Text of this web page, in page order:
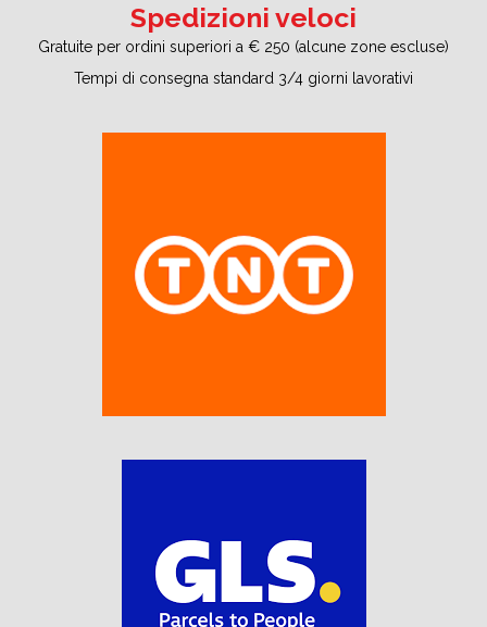
Spedizioni veloci
Gratuite per ordini superiori a € 250 (alcune zone escluse)
Tempi di consegna standard 3/4 giorni lavorativi